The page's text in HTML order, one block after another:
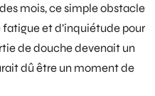
mois, ce simple obstacle
et d’inquiétude pour
de douche devenait un
dû être un moment de